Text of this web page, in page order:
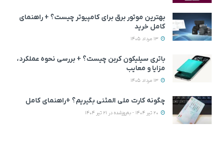
بهترین موتور برق برای کامپیوتر چیست؟ + راهنمای
کامل خرید
باتری سیلیکون کربن چیست؟ + بررسی نحوه عملکرد،
مزایا و معایب
چگونه کارت ملی المثنی بگیریم؟ +راهنمای کامل